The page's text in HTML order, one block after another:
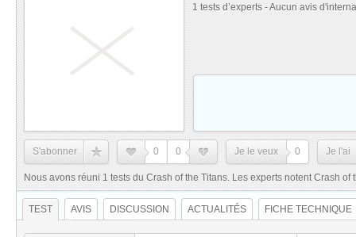
1 tests d’experts - Aucun avis
S'abonner 0 0 Je le veux 0 Je l'ai
Nous avons réuni 1 tests du Crash of the Titans. Les experts notent Crash of
TEST AVIS DISCUSSION ACTUALITÉS FICHE TECHNIQUE